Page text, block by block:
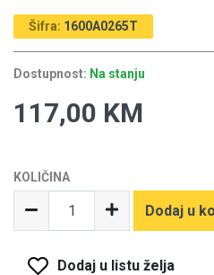
Šifra: 1600A0265T
Dostupnost: Na stanju
117,00 KM
KOLIČINA
Dodaj u
Dodaj u listu želja